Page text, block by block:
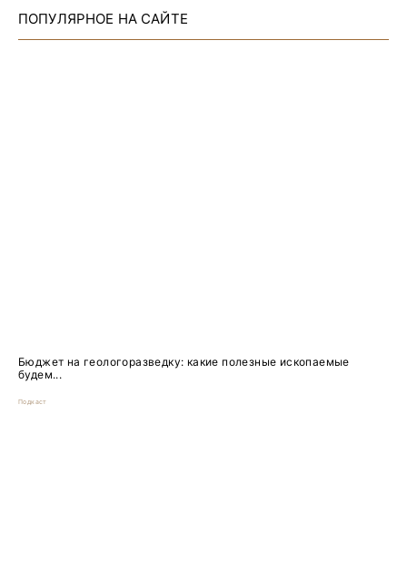
ПОПУЛЯРНОЕ НА САЙТЕ
Бюджет на геологоразведку: какие полезные ископаемые
будем...
Подкаст